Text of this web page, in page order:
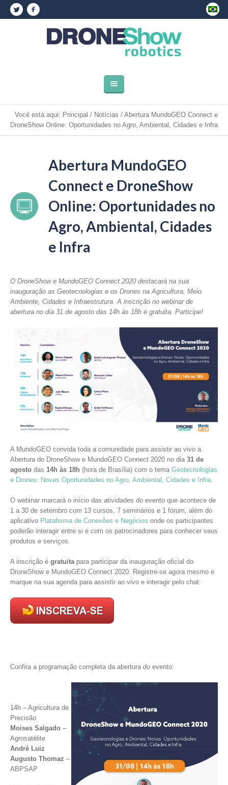
Você está aqui: Principal / Notícias / Abertura MundoGEO Connect e
DroneShow Online: Oportunidades no Agro, Ambiental, Cidades e Infra
Abertura MundoGEO
Connect e DroneShow
Online: Oportunidades no
Agro, Ambiental, Cidades
e Infra
O DroneShow e MundoGEO Connect 2020 destacará na sua
inauguração as Geotecnologias e os Drones na Agricultura, Meio
Ambiente, Cidades e Infraestrutura. A inscrição no webinar de
abertura no dia 31 de agosto das 14h às 18h é gratuita. Participe!
A MundoGEO convida toda a comunidade para assistir ao vivo a
Abertura do DroneShow e MundoGEO Connect 2020 no dia 31 de
agosto das 14h às 18h (hora de Brasília) com o tema Geotecnologias
e Drones: Novas Oportunidades no Agro, Ambiental, Cidades e Infra.
O webinar marcará o início das atividades do evento que acontece de
1 a 30 de setembro com 13 cursos, 7 seminários e 1 fórum, além do
aplicativo Plataforma de Conexões e Negócios onde os participantes
poderão interagir entre si e com os patrocinadores para conhecer seus
produtos e serviços.
A inscrição é gratuitapara participar da inauguração oficial do
DroneShow e MundoGEO Connect 2020. Registre-se agora mesmo e
marque na sua agenda para assistir ao vivo e interagir pelo chat:
Confira a programação completa da abertura do evento:
14h – Agricultura de
Precisão
Moises Salgado –
Agrosatélite
André Luiz
Augusto Thomaz –
ABPSAP